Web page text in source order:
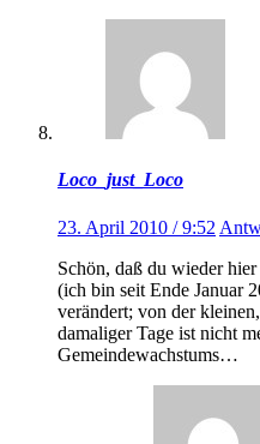
Loco_just_Loco
23. April 2010 / 9:52
Schön, daß du wieder
(ich bin seit Ende Januar
verändert; von der
damaliger Tage ist nicht
Gemeindewachstums…